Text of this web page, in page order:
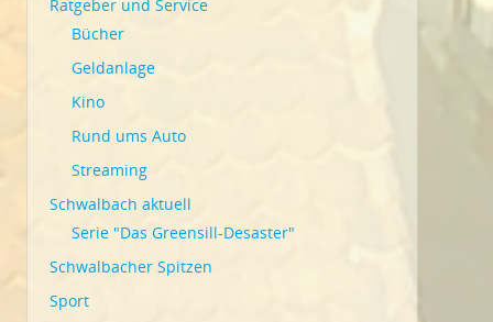
Ratgeber und Service
Bücher
Geldanlage
Kino
Rund ums Auto
Streaming
Schwalbach aktuell
Serie "Das Greensill-Desaster"
Schwalbacher Spitzen
Sport